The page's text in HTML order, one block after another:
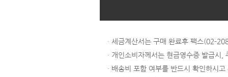
· 세금계산서는 구매 완료후 팩스(02-
· 개인소비자께서는 현금영수증 발급시,
· 배송비 포함 여부를 반드시 확인하시